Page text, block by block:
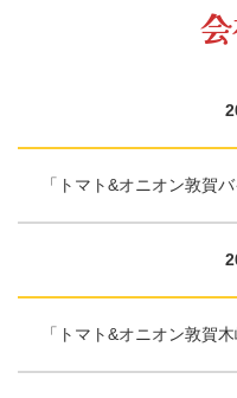
「トマト&オニオン敦賀
「トマト&オニオン敦賀